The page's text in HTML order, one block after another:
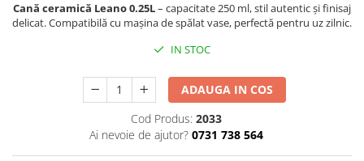
Cană ceramică Leano 0.25L– capacitate 250 ml, stil autentic și finisaj
delicat. Compatibilă cu mașina de spălat vase, perfectă pentru uz zilnic.
IN STOC
ADAUGA IN COS
Cod Produs: 2033
Ai nevoie de ajutor? 0731 738 564